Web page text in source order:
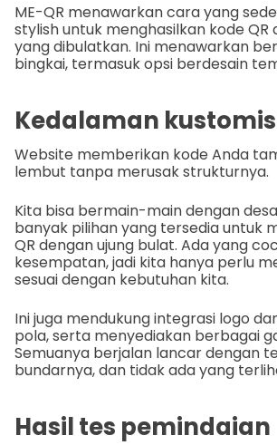
ME-QR menawarkan cara yang
stylish untuk menghasilkan kode QR
yang dibulatkan. Ini menawarkan
bingkai, termasuk opsi berdesain
Kedalaman
Website memberikan kode Anda
lembut tanpa merusak strukturnya.
Kita bisa bermain-main dengan
banyak pilihan yang tersedia untuk
QR dengan ujung bulat. Ada yang
kesempatan, jadi kita hanya perlu
sesuai dengan kebutuhan kita.
Ini juga mendukung integrasi logo
pola, serta menyediakan berbagai
Semuanya berjalan lancar dengan
bundarnya, dan tidak ada yang
Hasil tes pemindaian